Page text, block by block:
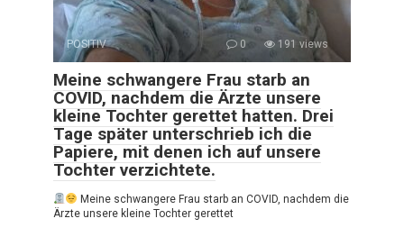
POSITIV 0 191 views
Meine schwangere Frau starb an
COVID, nachdem die Ärzte unsere
kleine Tochter gerettet hatten. Drei
Tage später unterschrieb ich die
Papiere, mit denen ich auf unsere
Tochter verzichtete.
Meine schwangere Frau starb an COVID, nachdem die
Ärzte unsere kleine Tochter gerettet